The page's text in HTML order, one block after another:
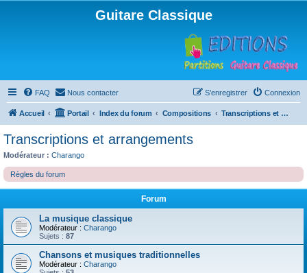
Guitare Classique
FAQ Nous contacter Connexion
S’enregistrer
Accueil Portail Index du forum Compositions Transcriptions et arrangements
Transcriptions et arrangements
Modérateur : Charango
Règles du forum
Forum
La musique classique
Modérateur : Charango
Sujets : 87
Chansons et musiques traditionnelles
Modérateur : Charango